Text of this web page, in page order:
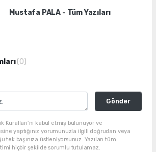
Mustafa PALA - Tüm Yazıları
(0)
Gönder
Kuralları’nı kabul etmiş bulunuyor ve
yaptığınız yorumunuzla ilgili doğrudan veya
tek başınıza üstleniyorsunuz. Yazılan tüm
hiçbir şekilde sorumlu tutulamaz.